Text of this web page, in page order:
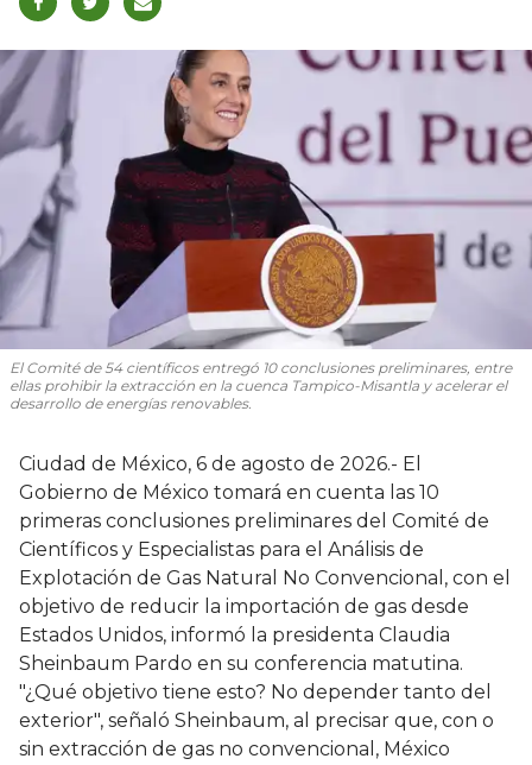
El Comité de 54 científicos entregó 10 conclusiones preliminares, entre
ellas prohibir la extracción en la cuenca Tampico-Misantla y acelerar el
desarrollo de energías renovables.
Ciudad de México, 6 de agosto de 2026.- El
Gobierno de México tomará en cuenta las 10
primeras conclusiones preliminares del Comité de
Científicos y Especialistas para el Análisis de
Explotación de Gas Natural No Convencional, con el
objetivo de reducir la importación de gas desde
Estados Unidos, informó la presidenta Claudia
Sheinbaum Pardo en su conferencia matutina.
"¿Qué objetivo tiene esto? No depender tanto del
exterior", señaló Sheinbaum, al precisar que, con o
sin extracción de gas no convencional, México